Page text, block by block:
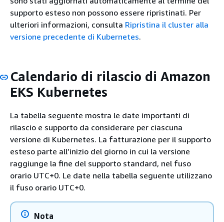
supporto esteso non possono essere ripristinati. Per
ulteriori informazioni, consulta Ripristina il cluster alla
versione precedente di Kubernetes.
Calendario di rilascio di Amazon
EKS Kubernetes
La tabella seguente mostra le date importanti di
rilascio e supporto da considerare per ciascuna
versione di Kubernetes. La fatturazione per il supporto
esteso parte all’inizio del giorno in cui la versione
raggiunge la fine del supporto standard, nel fuso
orario UTC+0. Le date nella tabella seguente utilizzano
il fuso orario UTC+0.
Nota